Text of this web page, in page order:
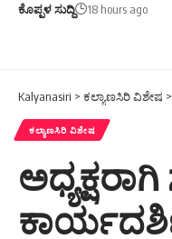
ಕೊಪ್ಪಳ ಸುದ್ದಿ 18 hours ago
Kalyanasiri > ಕಲ್ಯಾಣಸಿರಿ ವಿಶೇಷ >
ಕಲ್ಯಾಣಸಿರಿ ವಿಶೇಷ